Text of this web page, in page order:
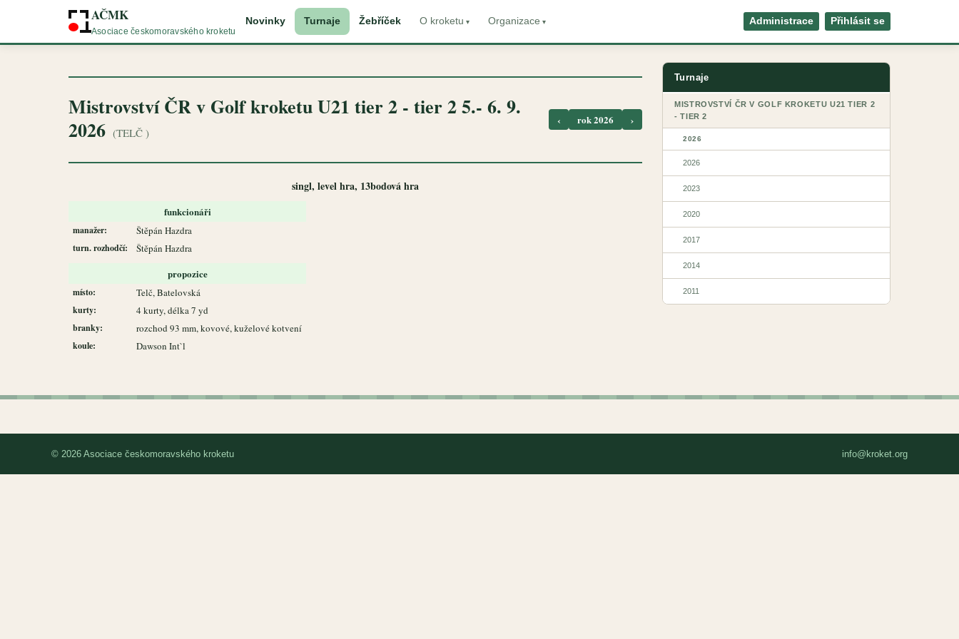
AČMK
Asociace českomoravského kroketu
Novinky Turnaje Žebříček O kroketu Organizace Administrace Přihlásit se
Mistrovství ČR v Golf kroketu U21 tier 2 - tier 2 5.- 6. 9.
2026 (TELČ )
‹ rok 2026 ›
singl, level hra, 13bodová hra
funkcionáři
manažer: Štěpán Hazdra
turn. rozhodčí: Štěpán Hazdra
propozice
místo: Telč, Batelovská
kurty: 4 kurty, délka 7 yd
branky: rozchod 93 mm, kovové, kuželové kotvení
koule: Dawson Int`l
Turnaje
MISTROVSTVÍ ČR V GOLF KROKETU U21 TIER 2
- TIER 2
2026
2026
2023
2020
2017
2014
2011
© 2026 Asociace českomoravského kroketu info@kroket.org